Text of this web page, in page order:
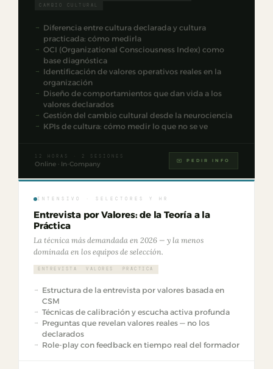
CAMBIO CULTURAL
Diferencia entre cultura declarada y cultura
practicada: cómo medirla
OCI (Organizational Consciousness Index) como
base diagnóstica
Identificación de valores operativos reales en la
organización
Diseño de comportamientos que dan vida a los
valores declarados
Gestión del cambio cultural desde la neurociencia
KPIs de cultura: cómo medir lo que no se ve
12 HORAS · 2 SESIONES
Online · In-Company ✉️ PEDIR INFO
INTENSIVO · SELECTORES Y HR
Entrevista por Valores: de la Teoría a la
Práctica
La técnica más demandada en 2026 — y la menos
dominada en los equipos de selección.
ENTREVISTA VALORES PRÁCTICA
Estructura de la entrevista por valores basada en
CSM
Técnicas de calibración y escucha activa profunda
Preguntas que revelan valores reales — no los
declarados
Role-play con feedback en tiempo real del formador